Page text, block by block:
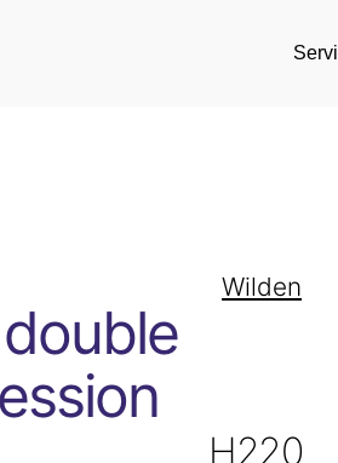
Wilden
H220